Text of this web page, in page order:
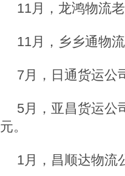
11月，龙鸿物流老
11月，乡乡通物
7月，日通货运公
5月，亚昌货运公
元。
1月，昌顺达物流